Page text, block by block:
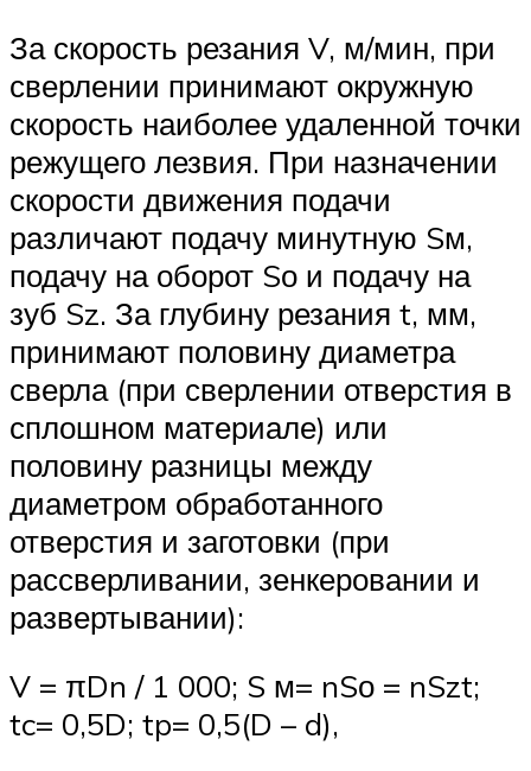
За скорость резания V, м/мин, при
сверлении принимают окружную
скорость наиболее удаленной точки
режущего лезвия. При назначении
скорости движения подачи
различают подачу минутную Sм,
подачу на оборот Sо и подачу на
зуб Sz. За глубину резания t, мм,
принимают половину диаметра
сверла (при сверлении отверстия в
сплошном материале) или
половину разницы между
диаметром обработанного
отверстия и заготовки (при
рассверливании, зенкеровании и
развертывании):
V = πDn / 1 000; S м= nSо = nSzt;
tc= 0,5D; tp= 0,5(D – d),